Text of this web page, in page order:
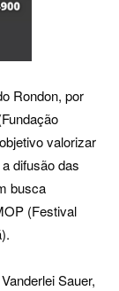
Rondon, por
valorizar
difusão das
busca
(Festival
Sauer,